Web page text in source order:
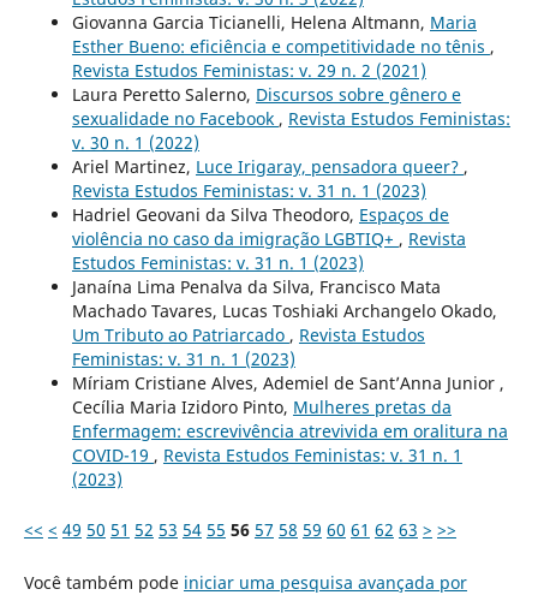
Giovanna Garcia Ticianelli, Helena Altmann, Maria
Esther Bueno: eficiência e competitividade no tênis ,
Revista Estudos Feministas: v. 29 n. 2 (2021)
Laura Peretto Salerno, Discursos sobre gênero e
sexualidade no Facebook , Revista Estudos Feministas:
v. 30 n. 1 (2022)
Ariel Martinez, Luce Irigaray, pensadora queer? ,
Revista Estudos Feministas: v. 31 n. 1 (2023)
Hadriel Geovani da Silva Theodoro, Espaços de
violência no caso da imigração LGBTIQ+ , Revista
Estudos Feministas: v. 31 n. 1 (2023)
Janaína Lima Penalva da Silva, Francisco Mata
Machado Tavares, Lucas Toshiaki Archangelo Okado,
Um Tributo ao Patriarcado , Revista Estudos
Feministas: v. 31 n. 1 (2023)
Míriam Cristiane Alves, Ademiel de Sant’Anna Junior ,
Cecília Maria Izidoro Pinto, Mulheres pretas da
Enfermagem: escrevivência atrevivida em oralitura na
COVID-19 , Revista Estudos Feministas: v. 31 n. 1
(2023)
<< < 49 50 51 52 53 54 55 56 57 58 59 60 61 62 63 > >>
Você também pode iniciar uma pesquisa avançada por